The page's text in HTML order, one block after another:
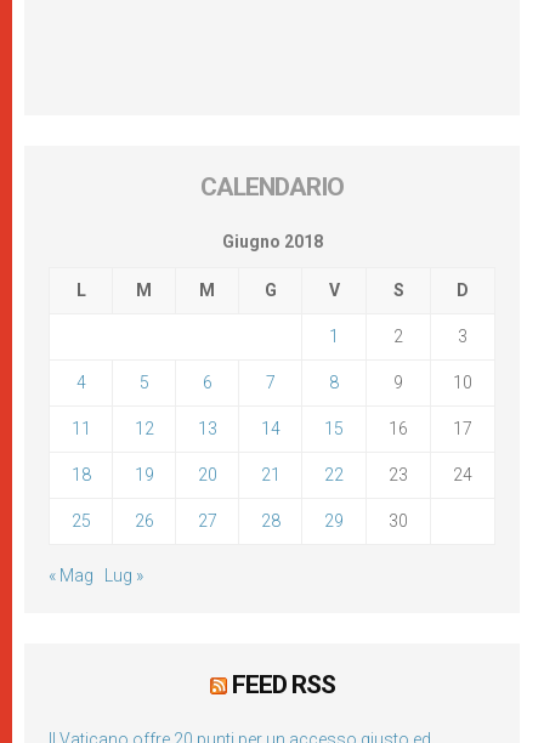
CALENDARIO
Giugno 2018
L M M G V S D
1 2 3
4 5 6 7 8 9 10
11 12 13 14 15 16 17
18 19 20 21 22 23 24
25 26 27 28 29 30
« Mag Lug »
FEED RSS